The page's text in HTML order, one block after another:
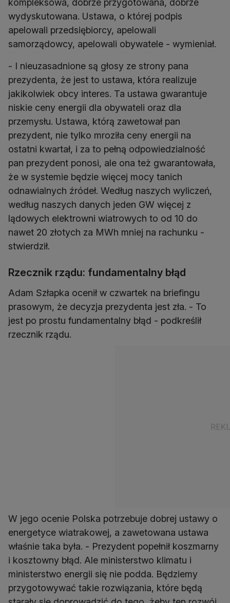
kompleksowa, dobrze przygotowana, dobrze
wydyskutowana. Ustawa, o której podpis
apelowali przedsiębiorcy, apelowali
samorządowcy, apelowali obywatele - wymieniał.
- I nieuzasadnione są głosy ze strony pana
prezydenta, że jest to ustawa, która realizuje
jakikolwiek obcy interes. Ta ustawa gwarantuje
niskie ceny energii dla obywateli oraz dla
przemysłu. Ustawa, którą zawetował pan
prezydent, nie tylko mroziła ceny energii na
ostatni kwartał, i za to pełną odpowiedzialność
pan prezydent ponosi, ale ona też gwarantowała,
że w systemie będzie więcej mocy tanich
odnawialnych źródeł. Według naszych wyliczeń,
według naszych danych jeden GW więcej z
lądowych elektrowni wiatrowych to od 10 do
nawet 20 złotych za MWh mniej na rachunku -
stwierdził.
Rzecznik rządu: fundamentalny błąd
Adam Szłapka ocenił w czwartek na briefingu
prasowym, że decyzja prezydenta jest zła. - To
jest po prostu fundamentalny błąd - podkreślił
rzecznik rządu.
W jego ocenie Polska potrzebuje dobrej ustawy o
energetyce wiatrakowej, a zawetowana ustawa
właśnie taka była. - Prezydent popełnił koszmarny
i kosztowny błąd. Ale ministerstwo klimatu i
ministerstwo energii się nie podda. Będziemy
przygotowywać takie rozwiązania, które będą